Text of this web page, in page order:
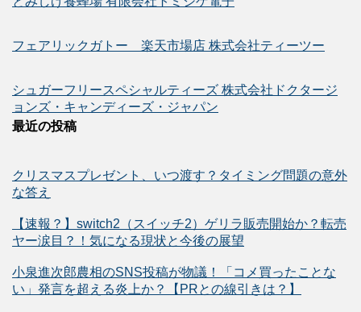
フェアリックガトー 楽天市場店 株式会社ティーツー
シュガーフリースペシャルティーズ 株式会社ドクタージ
ョンズ・キャンディーズ・ジャパン
最近の投稿
クリスマスプレゼント、いつ渡す？タイミング問題の意外
な答え
【速報？】switch2（スイッチ2）ゲリラ販売開始か？転売
ヤー涙目？！気になる現状と今後の展望
小泉進次郎農相のSNS投稿が物議！「コメ買ったことな
い」発言を超える炎上か？【PRとの線引きは？】